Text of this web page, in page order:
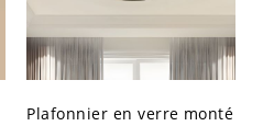
Plafonnier en verre monté